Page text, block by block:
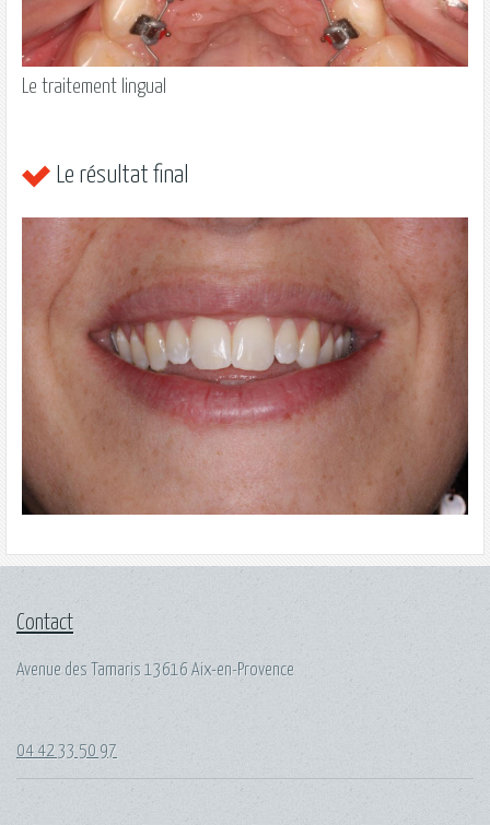
Le traitement lingual
Le résultat final
Contact
Avenue des Tamaris 13616 Aix-en-Provence
04 42 33 50 97